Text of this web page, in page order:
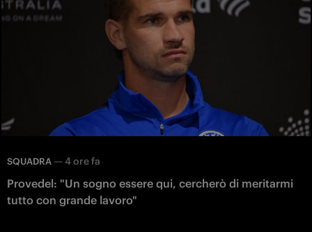
SQUADRA — 4 ore fa
Provedel: "Un sogno essere qui, cercherò di meritarmi
tutto con grande lavoro"